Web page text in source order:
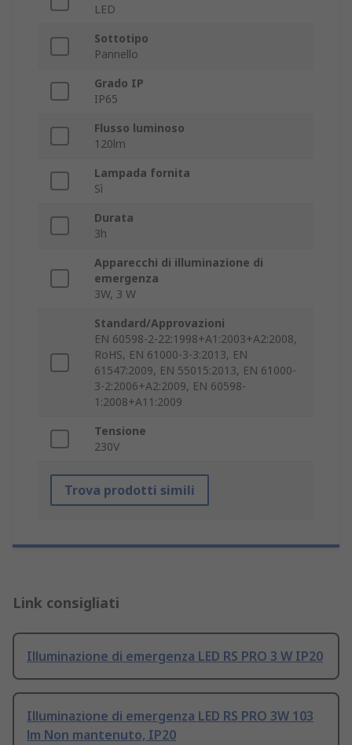
LED
Sottotipo
Pannello
Grado IP
IP65
Flusso luminoso
120lm
Lampada fornita
Sì
Durata
3h
Apparecchi di illuminazione di
emergenza
3W, 3 W
Standard/Approvazioni
EN 60598-2-22:1998+A1:2003+A2:2008,
RoHS, EN 61000-3-3:2013, EN
61547:2009, EN 55015:2013, EN 61000-
3-2:2006+A2:2009, EN 60598-
1:2008+A11:2009
Tensione
230V
Trova prodotti simili
Link consigliati
Illuminazione di emergenza LED RS PRO 3 W IP20
Illuminazione di emergenza LED RS PRO 3W 103
lm Non mantenuto, IP20